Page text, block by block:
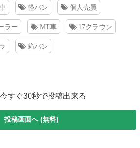
軽バン 個人売買
ラー MT車 17クラウン
箱バン
すぐ30秒で投稿出来る
投稿画面へ (無料)